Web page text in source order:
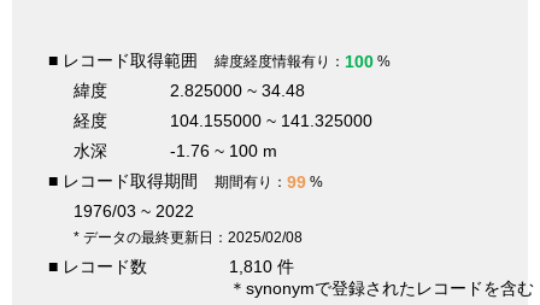
■ レコード取得範囲 緯度経度情報有り： 100 %
緯度
2.825000 ~ 34.48
経度
104.155000 ~ 141.325000
水深
-1.76 ~ 100 m
■ レコード取得期間
期間有り： 99 %
1976/03 ~ 2022
* データの最終更新日：2025/02/08
■ レコード数
1,810 件
＊synonymで登録されたレコードを含む